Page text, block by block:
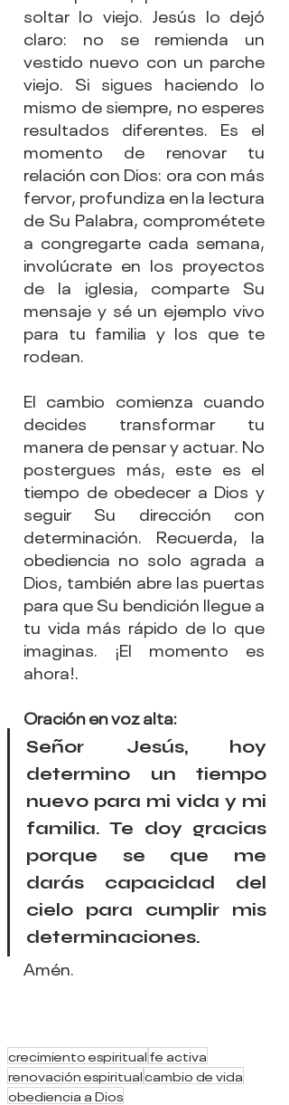
soltar lo viejo. Jesús lo dejó
claro: no se remienda un
vestido nuevo con un parche
viejo. Si sigues haciendo lo
mismo de siempre, no esperes
resultados diferentes. Es el
momento de renovar tu
relación con Dios: ora con más
fervor, profundiza en la lectura
de Su Palabra, comprométete
a congregarte cada semana,
involúcrate en los proyectos
de la iglesia, comparte Su
mensaje y sé un ejemplo vivo
para tu familia y los que te
rodean.
El cambio comienza cuando
decides transformar tu
manera de pensar y actuar. No
postergues más, este es el
tiempo de obedecer a Dios y
seguir Su dirección con
determinación. Recuerda, la
obediencia no solo agrada a
Dios, también abre las puertas
para que Su bendición llegue a
tu vida más rápido de lo que
imaginas. ¡El momento es
ahora!
Oración en voz alta:
Señor Jesús, hoy
determino un tiempo
nuevo para mi vida y mi
familia. Te doy gracias
porque se que me
darás capacidad del
cielo para cumplir mis
determinaciones.
Amén.
crecimiento espiritual fe activa
renovación espiritualcambio de vida
obediencia a Dios